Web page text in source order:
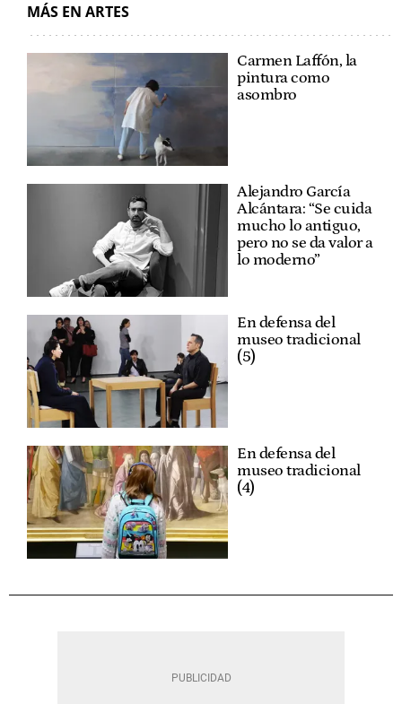
MÁS EN ARTES
Carmen Laffón, la
pintura como
asombro
Alejandro García
Alcántara: “Se cuida
mucho lo antiguo,
pero no se da valor a
lo moderno”
En defensa del
museo tradicional
(5)
En defensa del
museo tradicional
(4)